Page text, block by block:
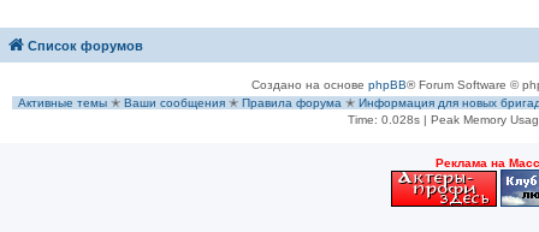
Список форумов
Создано на основе phpBB® Forum Software ©
Активные темы ✭ Ваши сообщения ✭ Правила форума ✭ Информация для новых
Time: 0.028s| Peak Memory
Рeклама на